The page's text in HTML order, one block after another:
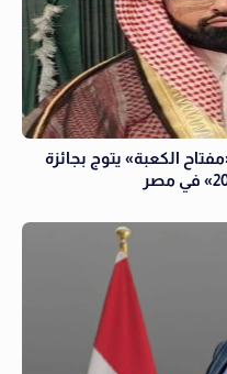
الكعبة» يتوج بجائزة